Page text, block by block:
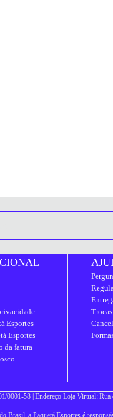
Esportes
Esportes
da fatura
0001-58 | Endereço Loja Virtual:
Brasil, a Paquetá Esportes é